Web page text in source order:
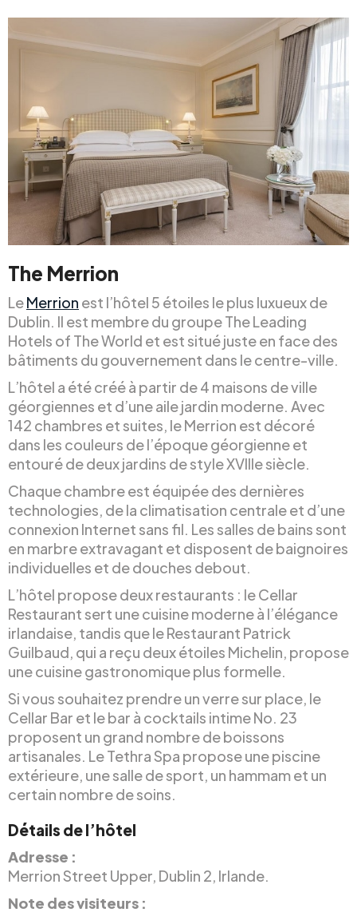
The Merrion
LeMerrion est l’hôtel 5 étoiles le plus luxueux de
Dublin. Il est membre du groupe The Leading
Hotels of The World et est situé juste en face des
bâtiments du gouvernement dans le centre-ville.
L’hôtel a été créé à partir de 4 maisons de ville
géorgiennes et d’une aile jardin moderne. Avec
142 chambres et suites, le Merrion est décoré
dans les couleurs de l’époque géorgienne et
entouré de deux jardins de style XVIIIe siècle.
Chaque chambre est équipée des dernières
technologies, de la climatisation centrale et d’une
connexion Internet sans fil. Les salles de bains sont
en marbre extravagant et disposent de baignoires
individuelles et de douches debout.
L’hôtel propose deux restaurants : le Cellar
Restaurant sert une cuisine moderne à l’élégance
irlandaise, tandis que le Restaurant Patrick
Guilbaud, qui a reçu deux étoiles Michelin, propose
une cuisine gastronomique plus formelle.
Si vous souhaitez prendre un verre sur place, le
Cellar Bar et le bar à cocktails intime No. 23
proposent un grand nombre de boissons
artisanales. Le Tethra Spa propose une piscine
extérieure, une salle de sport, un hammam et un
certain nombre de soins.
Détails de l’hôtel
Adresse :
Merrion Street Upper, Dublin 2, Irlande.
Note des visiteurs :